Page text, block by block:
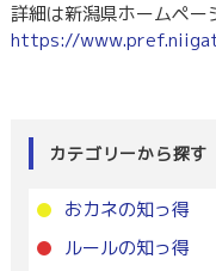
詳細は新潟県ホームペー
https://
カテゴリーから探す
おカネの知っ得
ルールの知っ得